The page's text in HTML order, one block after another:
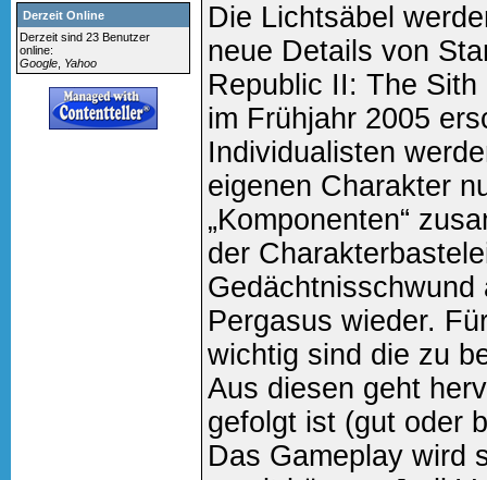
Derzeit Online
Derzeit sind 23 Benutzer
online:
Google Yahoo
Die Lichtsäbel
neue Details von
Republic II: The
im Frühjahr 2005
Individualisten
eigenen Charakter
„Komponenten“
der
Pergasus wieder.
wichtig sind die zu
Aus diesen geht
gefolgt ist (gut oder
Das Gameplay wird